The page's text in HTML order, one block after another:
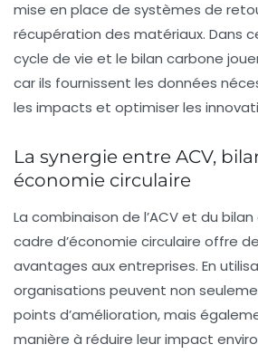
mise en place de systèmes de
récupération des matériaux. Dans
cycle de vie et le bilan carbone
car ils fournissent les données
les impacts et optimiser les
La synergie entre ACV,
économie circulaire
La combinaison de l’ACV et du
cadre d’économie circulaire offre
avantages aux entreprises. En
organisations peuvent non
points d’amélioration, mais
manière à réduire leur impact